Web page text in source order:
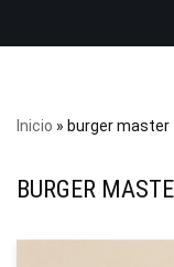
Inicio » burger master
BURGER